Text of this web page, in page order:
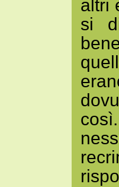
altri
si